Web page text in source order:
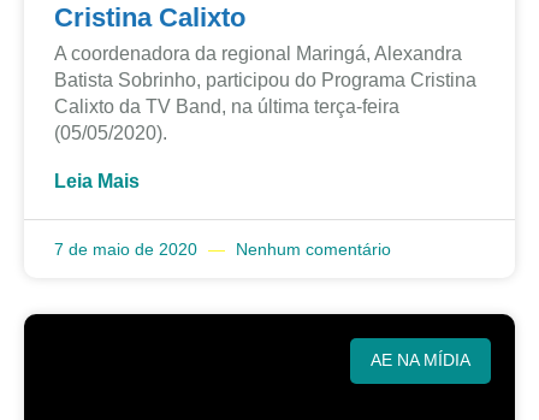
Cristina Calixto
A coordenadora da regional Maringá, Alexandra
Batista Sobrinho, participou do Programa Cristina
Calixto da TV Band, na última terça-feira
(05/05/2020).
Leia Mais
7 de maio de 2020 Nenhum comentário
AE NA MÍDIA